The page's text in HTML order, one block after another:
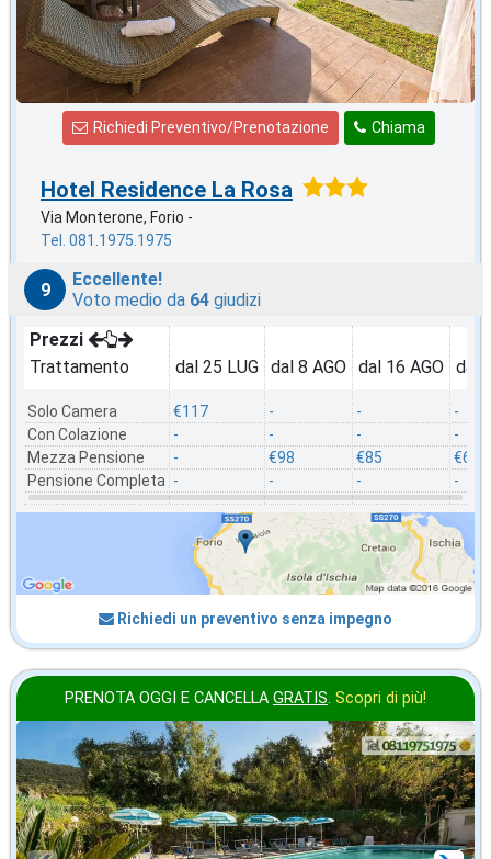
Chiama
Richiedi Preventivo/Prenotazione
Hotel Residence La Rosa
Via Monterone, Forio -
Tel. 081.1975.1975
9
Eccellente!
Voto medio da 64 giudizi
Prezzi
Trattamento
Solo Camera
Con Colazione
Mezza Pensione
Pensione Completa
dal 25 LUG
€117
-
-
-
dal 8 AGO
-
-
€98
-
dal 16 AGO
-
-
€85
-
dal
-
-
€64
-
Richiedi un preventivo senza impegno
PRENOTA OGGI E CANCELLA GRATIS. Scopri di più!
2026 FERRAGOSTO
in offerta da
€121,29